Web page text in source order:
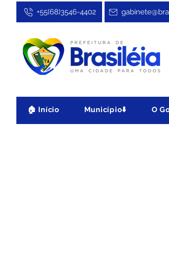
+55(68)3546-4402
🏠 Início Município⬇️ O